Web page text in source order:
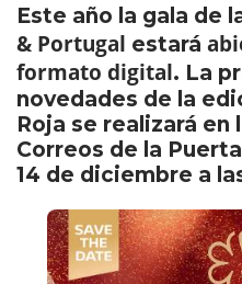
Este año la gala de
& Portugal estará
formato digital. La
novedades de la
Roja se realizará en
Correos de la
14 de diciembre a